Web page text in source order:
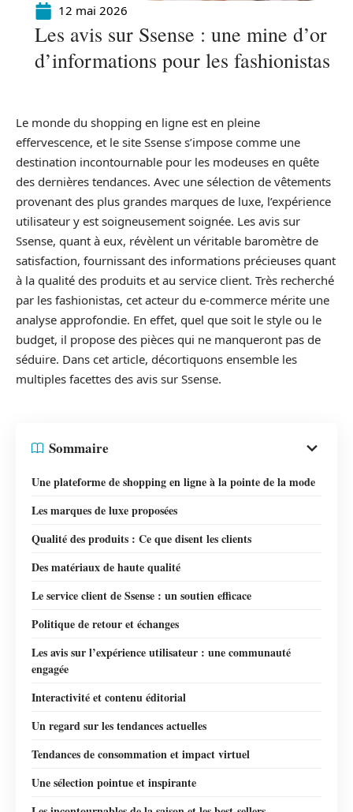
12 mai 2026
Les avis sur Ssense : une mine d’or
d’informations pour les fashionistas
Le monde du shopping en ligne est en pleine
effervescence, et le site Ssense s’impose comme une
destination incontournable pour les modeuses en quête
des dernières tendances. Avec une sélection de vêtements
provenant des plus grandes marques de luxe, l’expérience
utilisateur y est soigneusement soignée. Les avis sur
Ssense, quant à eux, révèlent un véritable baromètre de
satisfaction, fournissant des informations précieuses quant
à la qualité des produits et au service client. Très recherché
par les fashionistas, cet acteur du e-commerce mérite une
analyse approfondie. En effet, quel que soit le style ou le
budget, il propose des pièces qui ne manqueront pas de
séduire. Dans cet article, décortiquons ensemble les
multiples facettes des avis sur Ssense.
Sommaire
Une plateforme de shopping en ligne à la pointe de la mode
Les marques de luxe proposées
Qualité des produits : Ce que disent les clients
Des matériaux de haute qualité
Le service client de Ssense : un soutien efficace
Politique de retour et échanges
Les avis sur l’expérience utilisateur : une communauté
engagée
Interactivité et contenu éditorial
Un regard sur les tendances actuelles
Tendances de consommation et impact virtuel
Une sélection pointue et inspirante